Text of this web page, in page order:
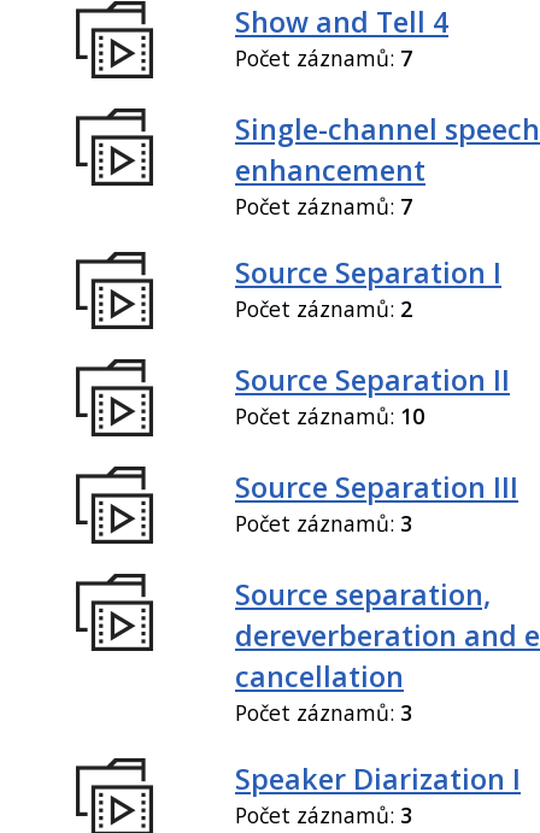
Show and Tell 4
Počet záznamů: 7
Single-channel speech
enhancement
Počet záznamů: 7
Source Separation I
Počet záznamů: 2
Source Separation II
Počet záznamů: 10
Source Separation III
Počet záznamů: 3
Source separation,
dereverberation and
cancellation
Počet záznamů: 3
Speaker Diarization I
Počet záznamů: 3